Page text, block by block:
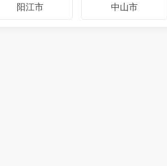
阳江市 中山市